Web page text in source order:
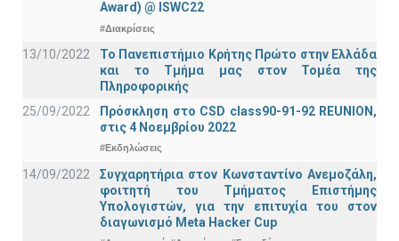
Award) @ ISWC22
#Διακρίσεις
13/10/2022
Το Πανεπιστήμιο Κρήτης Πρώτο στην Ελλάδα
και το Τμήμα μας στον Τομέα της
Πληροφορικής
25/09/2022
Πρόσκληση στο CSD class90-91-92 REUNION,
στις 4 Νοεμβρίου 2022
#Εκδηλώσεις
14/09/2022
Συγχαρητήρια στον Κωνσταντίνο Ανεμοζάλη,
φοιτητή του Τμήματος Επιστήμης
Υπολογιστών, για την επιτυχία του στον
διαγωνισμό Meta Hacker Cup